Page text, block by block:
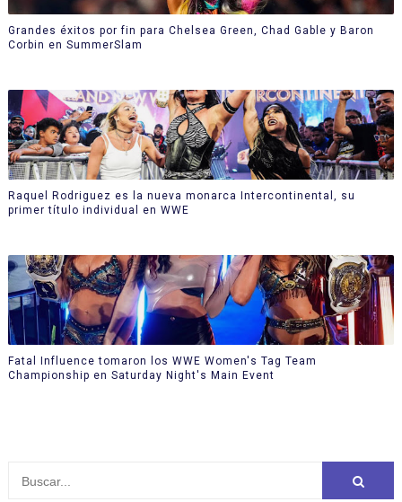
Grandes éxitos por fin para Chelsea Green, Chad Gable y Baron
Corbin en SummerSlam
Raquel Rodriguez es la nueva monarca Intercontinental, su
primer título individual en WWE
Fatal Influence tomaron los WWE Women's Tag Team
Championship en Saturday Night's Main Event